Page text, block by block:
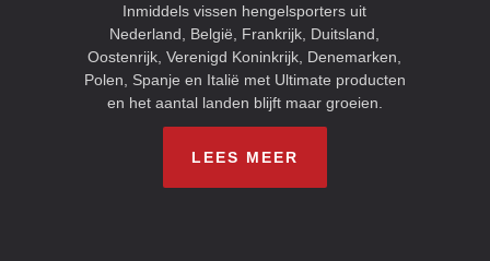
Inmiddels vissen hengelsporters uit
Nederland, België, Frankrijk, Duitsland,
Oostenrijk, Verenigd Koninkrijk, Denemarken,
Polen, Spanje en Italië met Ultimate producten
en het aantal landen blijft maar groeien.
LEES MEER